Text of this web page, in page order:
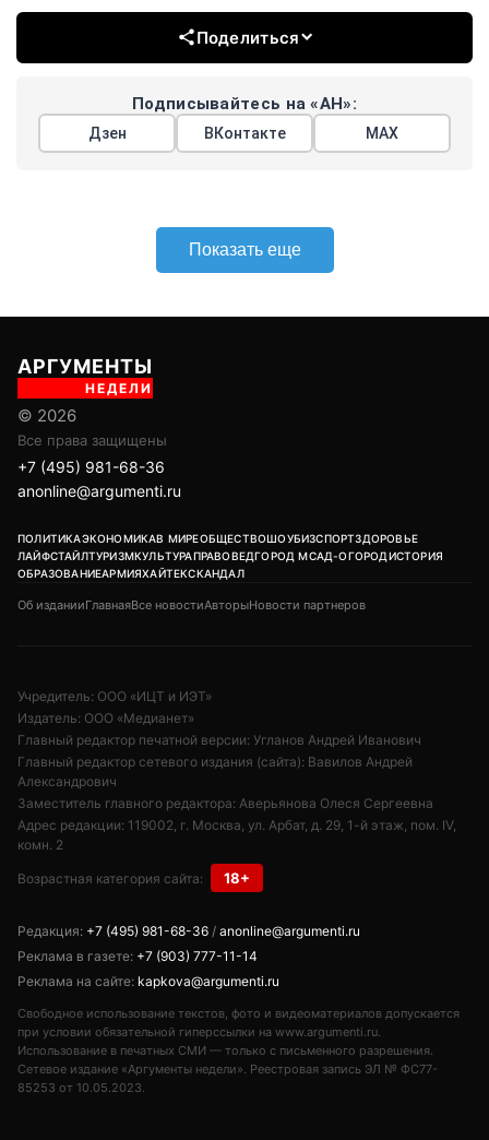
Поделиться
Подписывайтесь на «АН»:
Дзен ВКонтакте МАХ
Показать еще
АРГУМЕНТЫ
НЕДЕЛИ
© 2026
Все права защищены
+7 (495) 981-68-36
anonline@argumenti.ru
ПОЛИТИКАЭКОНОМИКАВ МИРЕОБЩЕСТВОШОУБИЗСПОРТЗДОРОВЬЕ
ЛАЙФСТАЙЛТУРИЗМКУЛЬТУРАПРАВОВЕДГОРОД МСАД-ОГОРОДИСТОРИЯ
ОБРАЗОВАНИЕАРМИЯХАЙТЕКСКАНДАЛ
Об изданииГлавнаяВсе новостиАвторыНовости партнеров
Учредитель: ООО «ИЦТ и ИЭТ»
Издатель: ООО «Медианет»
Главный редактор печатной версии: Угланов Андрей Иванович
Главный редактор сетевого издания (сайта): Вавилов Андрей
Александрович
Заместитель главного редактора: Аверьянова Олеся Сергеевна
Адрес редакции: 119002, г. Москва, ул. Арбат, д. 29, 1-й этаж, пом. IV,
комн. 2
Возрастная категория сайта: 18+
Редакция: +7 (495) 981-68-36 / anonline@argumenti.ru
Реклама в газете: +7 (903) 777-11-14
Реклама на сайте: kapkova@argumenti.ru
Свободное использование текстов, фото и видеоматериалов допускается
при условии обязательной гиперссылки на www.argumenti.ru.
Использование в печатных СМИ — только с письменного разрешения.
Сетевое издание «Аргументы недели». Реестровая запись ЭЛ № ФС77-
85253 от 10.05.2023.